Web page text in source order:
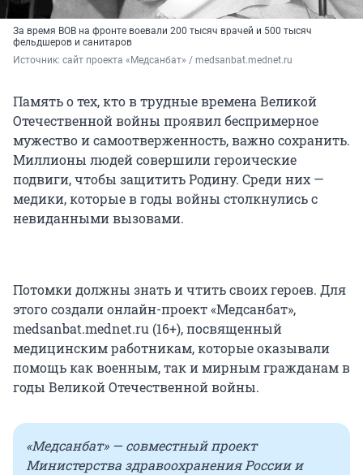
За время ВОВ на фронте воевали 200 тысяч врачей и 500 тысяч
фельдшеров и санитаров
Источник: сайт проекта «Медсанбат» / medsanbat.mednet.ru
Память о тех, кто в трудные времена Великой
Отечественной войны проявил беспримерное
мужество и самоотверженность, важно сохранить.
Миллионы людей совершили героические
подвиги, чтобы защитить Родину. Среди них —
медики, которые в годы войны столкнулись с
невиданными вызовами.
Потомки должны знать и чтить своих героев. Для
этого создали онлайн-проект «Медсанбат»,
medsanbat.mednet.ru (16+), посвященный
медицинским работникам, которые оказывали
помощь как военным, так и мирным гражданам в
годы Великой Отечественной войны.
«Медсанбат» — совместный проект
Министерства здравоохранения России и